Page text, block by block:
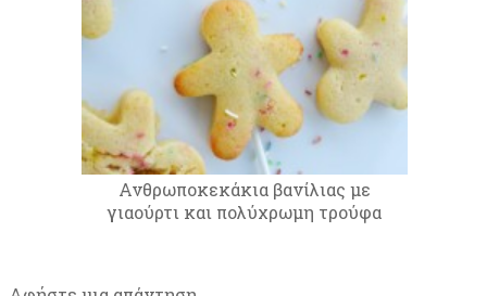
Ανθρωποκεκάκια βανίλιας με
γιαούρτι και πολύχρωμη τρούφα